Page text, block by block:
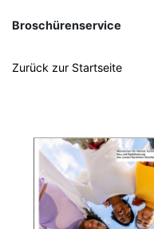
Broschürenservice
Zurück zur Startseite